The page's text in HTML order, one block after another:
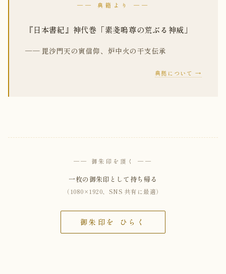
── 典籍より ──
『日本書紀』神代巻「素戔嗚尊の荒ぶる神威」
── 毘沙門天の寅信仰、炉中火の干支伝承
典拠について →
── 御朱印を頂く ──
一枚の御朱印として持ち帰る
（1080×1920、SNS 共有に最適）
御朱印を ひらく